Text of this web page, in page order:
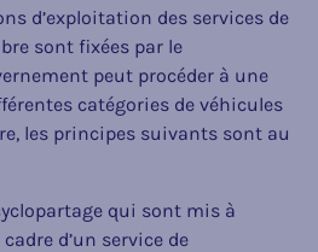
d’exploitation des services de
sont fixées par le
peut procéder à une
catégories de véhicules
les principes suivants sont au
qui sont mis à
d’un service de